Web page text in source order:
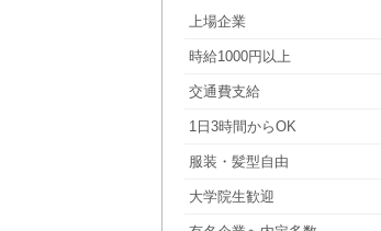
上場企業
時給1000円以上
交通費支給
1日3時間からOK
服装・髪型自由
大学院生歓迎